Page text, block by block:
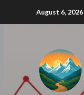
August 6, 2026